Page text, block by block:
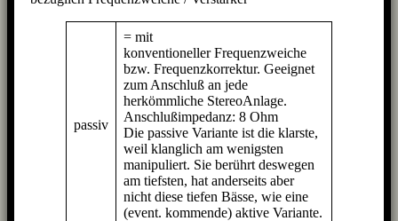
passiv
= mit
konventioneller Frequenzweiche
bzw. Frequenzkorrektur. Geeignet
zum Anschluß an jede
herkömmliche StereoAnlage.
Anschlußimpedanz: 8 Ohm
Die passive Variante ist die klarste,
weil klanglich am wenigsten
manipuliert. Sie berührt deswegen
am tiefsten, hat anderseits aber
nicht diese tiefen Bässe, wie eine
(event. kommende) aktive Variante.